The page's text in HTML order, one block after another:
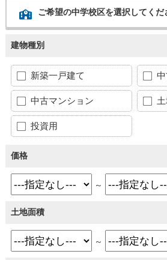
ご希望の中学校区を選択してくだ
建物種別
新築一戸建て
中古マンション
投資用
価格
～
土地面積
～